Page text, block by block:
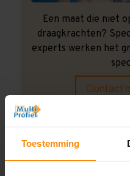
Toestemming
Een maat die niet
draagkrachten?
experts werken het
Contact
Montage
Laat